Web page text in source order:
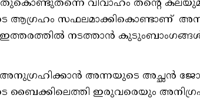
വിവാഹം തന്റെ
ആഗ്രഹം സഫലമാക്കികൊണ്ടാണ്
നടത്താൻ കുടുംബാംഗങ്ങൾ
അനുഗ്രഹിക്കാൻ അന്നയുടെ അച്ഛൻ
ബൈക്കിലെത്തി ഇരുവരെയും